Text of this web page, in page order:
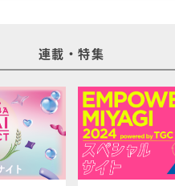
連載・特集